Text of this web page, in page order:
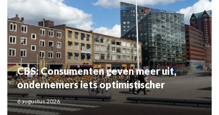
CBS: Consumenten geven meer uit,
ondernemers iets optimistischer
6 augustus 2026